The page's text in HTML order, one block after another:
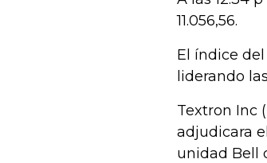
11.056,56.
El índice del
liderando
Textron Inc
adjudicara
unidad Bell